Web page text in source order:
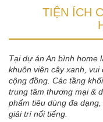
Tại dự án An bình home
khuôn viên cây xanh,
cộng đồng. Các tầng
trung tâm thương mại &
phẩm tiêu dùng đa
giải trí nổi tiếng.